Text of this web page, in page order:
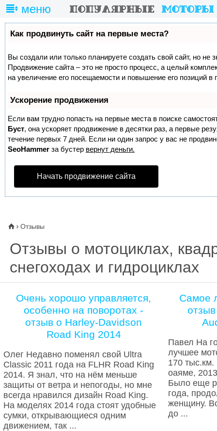
меню
Как продвинуть сайт на первые места?
Вы создали или только планируете создать свой сайт, но не
Продвижение сайта – это не просто процесс, а целый
на увеличение его посещаемости и повышение его позиций в
Ускорение продвижения
Если вам трудно попасть на первые места в поиске
Буст, она ускоряет продвижение в десятки раз, а первые
течение первых 7 дней. Если ни один запрос у вас не
SeoHammer за бустер вернут деньги.
Начать продвижение сайта
⌂  Отзывы
Отзывы о мотоциклах,
снегоходах и гидроциклах
Очень хорошо управляется,
особенно на поворотах -
отзыв о Harley-Davidson
Road King 2014
Олег Недавно поменял свой Ultra
Classic 2011 года на FLHR Road King
2014. Я знал, что на нём меньше
защиты от ветра и непогоды, но мне
всегда нравился дизайн Road King.
На моделях 2014 года стоят удобные
сумки, открывающиеся одним
движением, так ...
Самое
Павел На
лучшее
170 тыс.км.
оаяме,
Было еще
года,
женщину.
до ...